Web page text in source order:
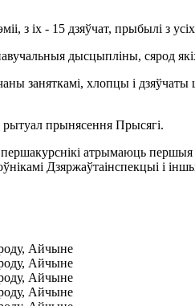
з іх - 15 дзяўчат, прыбылі з
дысцыпліны, сярод
заняткамі, хлопцы і
рытуал прынясення Прысягі.
атрымаюць першыя
Дзяржаўтаінспекцыі і